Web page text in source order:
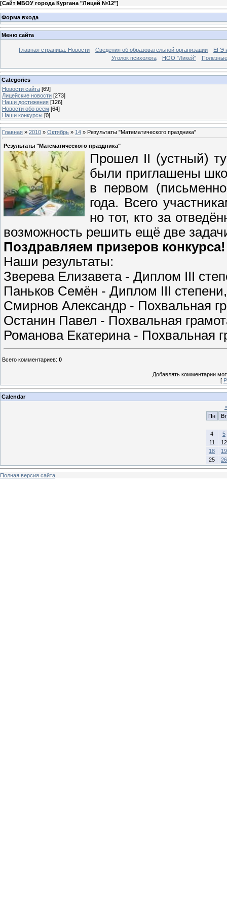
[Сайт МБОУ города Кургана "Лицей №12"]
Форма входа
Меню сайта
Главная страница. Новости Сведения об образовательной организации
ЕГЭ
Уголок психолога
НОО "Ликей"
Categories
Новости сайта [69]
Лицейские новости [273]
Наши достижения [126]
Новости обо всем [64]
Наши конкурсы [0]
Главная » 2010 » Октябрь » 14 » Результаты "Математического праздника"
Результаты "Математического праздника"
Прошел II (устный)
были приглашены
в первом
года. Всего
но тот, кто за
возможность решить ещё две
Поздравляем призеров конкурса!
Наши результаты:
Зверева Елизавета - Диплом III
Паньков Семён - Диплом III степени,
Смирнов Александр - Похвальная
Останин Павел - Похвальная
Романова Екатерина - Похвальная
Всего комментариев: 0
Добавлять комментарии
[
Calendar
«
Пн
Вт
4
5
11
12
18
19
25
26
Полная версия сайта